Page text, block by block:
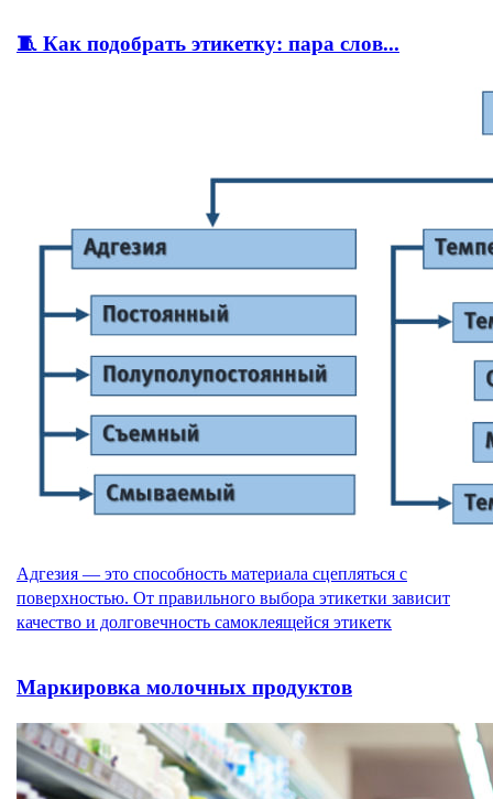
🧵 Как подобрать этикетку: пара слов...
Адгезия — это способность материала сцепляться с
поверхностью. От правильного выбора этикетки зависит
качество и долговечность самоклеящейся этикетк
Маркировка молочных продуктов